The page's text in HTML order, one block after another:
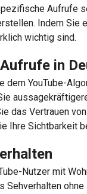
Aufrufe
Indem Sie
wichtig sind.
in
dem YouTube-
das Vertrauen
Ihre Sichtbarkeit
Nutzer mit
Sehverhalten